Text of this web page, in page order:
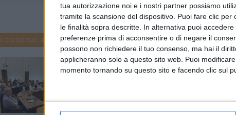
tua autorizzazione noi e i nostri partner possiamo
tramite la scansione del dispositivo. Puoi fare clic
le finalità sopra descritte. In alternativa puoi
preferenze prima di acconsentire o di negare il
possono non richiedere il tuo consenso, ma hai il
applicheranno solo a questo sito web. Puoi
momento tornando su questo sito e facendo clic sul
contenuti a tema